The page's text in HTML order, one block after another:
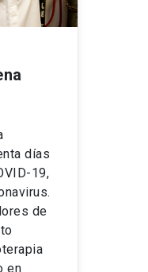
días
19,
de
en